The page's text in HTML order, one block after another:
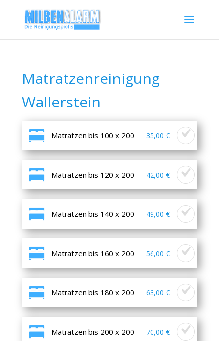
Matratzenreinigung
Wallerstein
Matratzen bis 100 x 200 35,00 €
Matratzen bis 120 x 200 42,00 €
Matratzen bis 140 x 200 49,00 €
Matratzen bis 160 x 200 56,00 €
Matratzen bis 180 x 200 63,00 €
Matratzen bis 200 x 200 70,00 €